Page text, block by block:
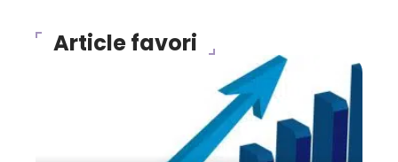
Article favori